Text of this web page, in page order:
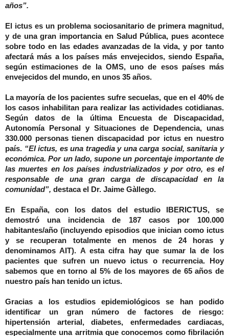
años”.
El ictus es un problema sociosanitario de primera magnitud,
y de una gran importancia en Salud Pública, pues acontece
sobre todo en las edades avanzadas de la vida, y por tanto
afectará más a los países más envejecidos, siendo España,
según estimaciones de la OMS, uno de esos países más
envejecidos del mundo, en unos 35 años.
La mayoría de los pacientes sufre secuelas, que en el 40% de
los casos inhabilitan para realizar las actividades cotidianas.
Según datos de la última Encuesta de Discapacidad,
Autonomía Personal y Situaciones de Dependencia, unas
330.000 personas tienen discapacidad por ictus en nuestro
país. “El ictus, es una tragedia y una carga social, sanitaria y
económica. Por un lado, supone un porcentaje importante de
las muertes en los países industrializados y por otro, es el
responsable de una gran carga de discapacidad en la
comunidad”, destaca el Dr. Jaime Gàllego.
En España, con los datos del estudio IBERICTUS, se
demostró una incidencia de 187 casos por 100.000
habitantes/año (incluyendo episodios que inician como ictus
y se recuperan totalmente en menos de 24 horas y
denominamos AIT). A esta cifra hay que sumar la de los
pacientes que sufren un nuevo ictus o recurrencia.
Hoy
sabemos que en torno al 5% de los mayores de 65 años de
nuestro país han tenido un ictus.
Gracias a los estudios epidemiológicos se han podido
identificar un gran número de factores de riesgo:
hipertensión arterial, diabetes, enfermedades cardiacas,
especialmente una arritmia que conocemos como fibrilación